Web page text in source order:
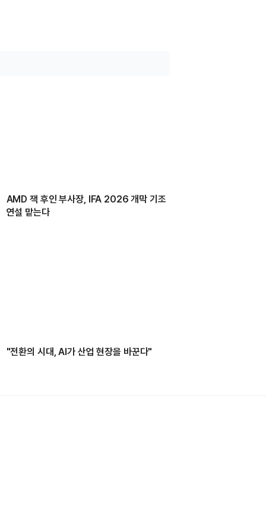
AMD 잭 후인 부사장, IFA 2026 개막 기조
연설 맡는다
"전환의 시대, AI가 산업 현장을 바꾼다"